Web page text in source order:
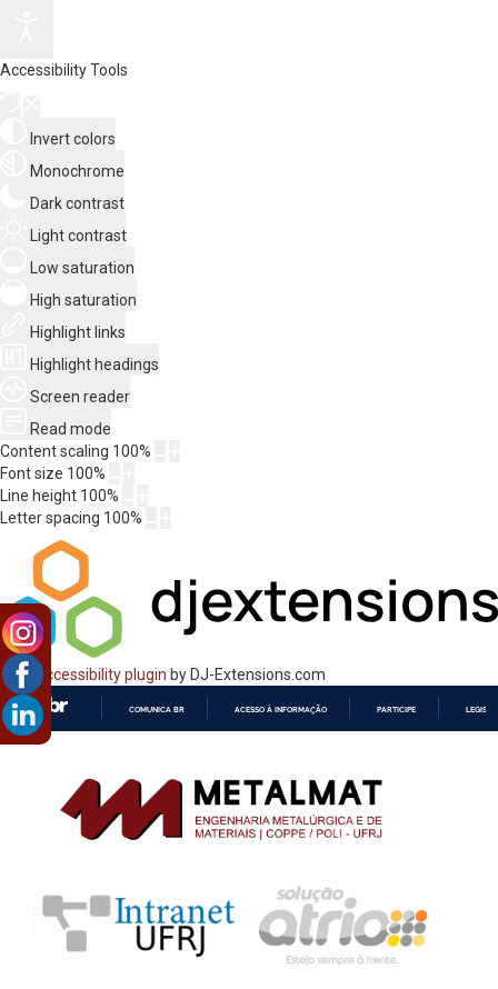
Accessibility Tools
Invert colors
Monochrome
Dark contrast
Light contrast
Low saturation
High saturation
Highlight links
Highlight headings
Screen reader
Read mode
Content scaling 100%
Font size 100%
Line height 100%
Letter spacing 100%
Web Accessibility plugin by DJ-Extensions.com
CONTEÚDO
COMUNICA BR ACESSO À INFORMAÇÃO PARTICIPE